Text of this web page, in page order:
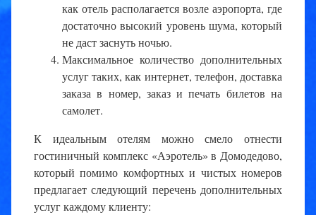
как отель располагается возле аэропорта, где
достаточно высокий уровень шума, который
не даст заснуть ночью.
Максимальное количество дополнительных
услуг таких, как интернет, телефон, доставка
заказа в номер, заказ и печать билетов на
самолет.
К идеальным отелям можно смело отнести
гостиничный комплекс «Аэротель» в Домодедово,
который помимо комфортных и чистых номеров
предлагает следующий перечень дополнительных
услуг каждому клиенту: